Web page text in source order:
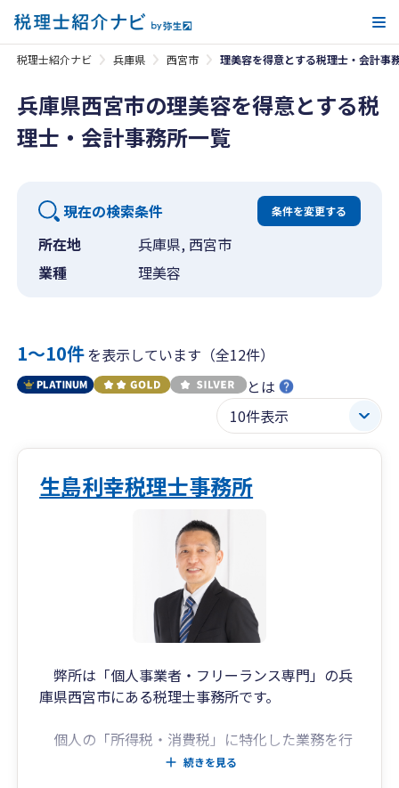
税理士紹介ナビ 兵庫県 西宮市 理美容を得意とする税理士・会計事
兵庫県西宮市の理美容を得意とする税
理士・会計事務所一覧
現在の検索条件 条件を変更する
所在地
兵庫県, 西宮市
業種
理美容
1〜10件を表示しています（全12件）
とは
生島利幸税理士事務所
弊所は「個人事業者・フリーランス専門」の兵
庫県西宮市にある税理士事務所です。
個人の「所得税・消費税」に特化した業務を行
続きを見る